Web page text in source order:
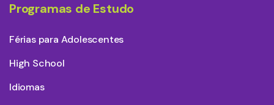
Programas de Estudo
Férias para Adolescentes
High School
Idiomas